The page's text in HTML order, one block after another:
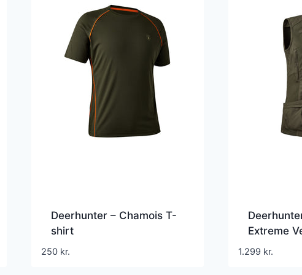
Deerhunter – Chamois T-
shirt
250 kr.
Extreme
1.299 kr.